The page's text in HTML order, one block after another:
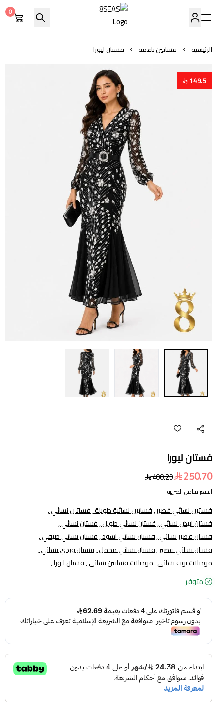
8SEAS
0
الرئيسية فساتين ناعمة فستان ليورا
149.5
فستان ليورا
250.70
400.20
السعر شامل الضريبة
فساتين نسائي قصير ,فساتين نسائية طويلة ,فساتين نسائي ,
فستان ابيض نسائي ,فستان نسائي طويل ,فستان نسائي ,
فستان قصير نسائي ,فستان نسائي اسود ,فستان نسائي صيفي ,
فستان نسائي قصير ,فستان نسائي مخمل ,فستان وردي نسائي ,
موديلات ثوب نسائي ,موديلات فساتين نسائي ,فستان ليورا ,
متوفر